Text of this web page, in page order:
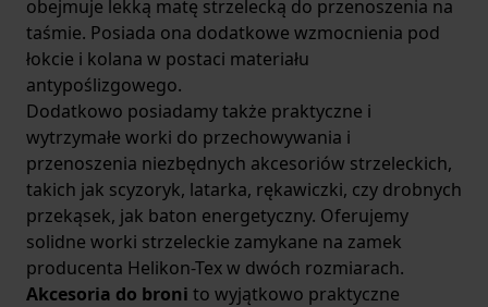
obejmuje lekką matę strzelecką do przenoszenia na
taśmie. Posiada ona dodatkowe wzmocnienia pod
łokcie i kolana w postaci materiału
antypoślizgowego.
Dodatkowo posiadamy także praktyczne i
wytrzymałe worki do przechowywania i
przenoszenia niezbędnych akcesoriów strzeleckich,
takich jak scyzoryk, latarka, rękawiczki, czy drobnych
przekąsek, jak baton energetyczny. Oferujemy
solidne worki strzeleckie zamykane na zamek
producenta Helikon-Tex w dwóch rozmiarach.
Akcesoria do broni to wyjątkowo praktyczne